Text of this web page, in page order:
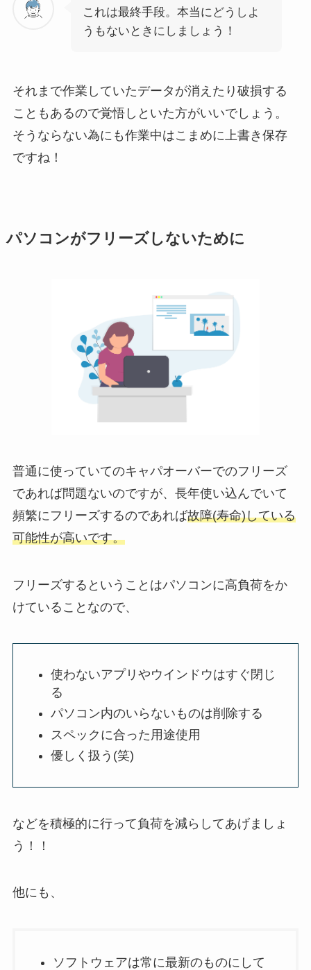
これは最終手段。本当にどうしよ
うもないときにしましょう！
それまで作業していたデータが消えたり破損する
こともあるので覚悟しといた方がいいでしょう。
そうならない為にも作業中はこまめに上書き保存
ですね！
パソコンがフリーズしないために
普通に使っていてのキャパオーバーでのフリーズ
であれば問題ないのですが、長年使い込んでいて
頻繁にフリーズするのであれば故障(寿命)している
可能性が高いです。
フリーズするということはパソコンに高負荷をか
けていることなので、
使わないアプリやウインドウはすぐ閉じ
る
パソコン内のいらないものは削除する
スペックに合った用途使用
優しく扱う(笑)
などを積極的に行って負荷を減らしてあげましょ
う！！
他にも、
ソフトウェアは常に最新のものにして